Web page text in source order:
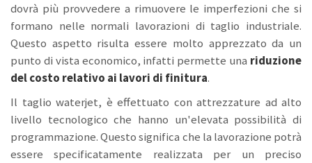
dovrà più provvedere a rimuovere le imperfezioni che si
formano nelle normali lavorazioni di taglio industriale.
Questo aspetto risulta essere molto apprezzato da un
punto di vista economico, infatti permette una riduzione
del costo relativo ai lavori di finitura.
Il taglio waterjet, è effettuato con attrezzature ad alto
livello tecnologico che hanno un'elevata possibilità di
programmazione. Questo significa che la lavorazione potrà
essere specificatamente realizzata per un preciso